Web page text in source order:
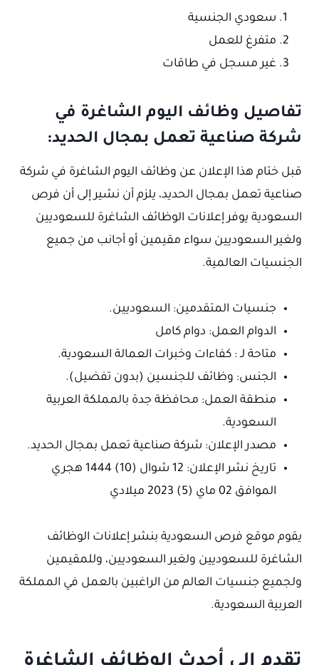
سعودي الجنسية
متفرغ للعمل
غير مسجل في طاقات
تفاصيل وظائف اليوم الشاغرة في
شركة صناعية تعمل بمجال الحديد:
قبل ختام هذا الإعلان عن وظائف اليوم الشاغرة في شركة
صناعية تعمل بمجال الحديد، يلزم أن نشير إلى أن فرص
السعودية يوفر إعلانات الوظائف الشاغرة للسعوديين
ولغير السعوديين سواء مقيمين أو أجانب من جميع
الجنسيات العالمية.
جنسيات المتقدمين: السعوديين.
الدوام العمل: دوام كامل
متاحة لـ : كفاءات وخبرات العمالة السعودية.
الجنس: وظائف للجنسين (بدون تفضيل).
منطقة العمل: محافظة جدة بالمملكة العربية
السعودية.
مصدر الإعلان: شركة صناعية تعمل بمجال الحديد.
تاريخ نشر الإعلان: 12 شوال (10) 1444 هجري
الموافق 02 ماي (5) 2023 ميلادي
يقوم موقع فرص السعودية بنشر إعلانات الوظائف
الشاغرة للسعوديين ولغير السعوديين، وللمقيمين
ولجميع جنسيات العالم من الراغبين بالعمل في المملكة
العربية السعودية.